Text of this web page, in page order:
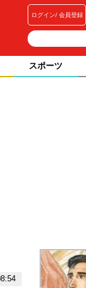
ログイン 会員登録
スポーツ